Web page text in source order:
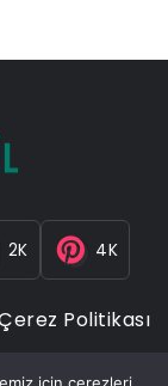
2K 4K
Politikası